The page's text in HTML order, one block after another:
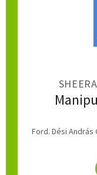
Ford. Dési András